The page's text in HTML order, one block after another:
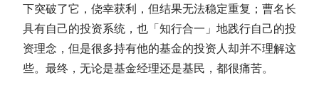
下突破了它，侥幸获利，但结果无法稳定重复；曹名长
具有自己的投资系统，也「知行合一」地践行自己的投
资理念，但是很多持有他的基金的投资人却并不理解这
些。最终，无论是基金经理还是基民，都很痛苦。